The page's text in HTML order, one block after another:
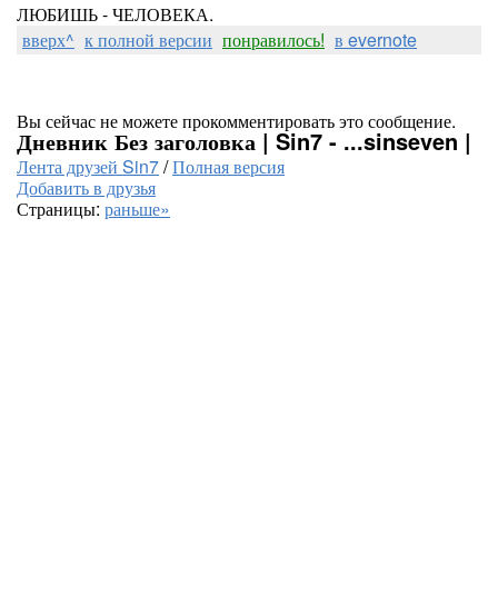
ЛЮБИШЬ - ЧЕЛОВЕКА.
вверх^ к полной версии понравилось! в evernote
Вы сейчас не можете прокомментировать это сообщение.
Дневник Без заголовка | Sin7 - ...sinseven |
Лента друзей Sin7/Полная версия
Добавить в друзья
Страницы: раньше»